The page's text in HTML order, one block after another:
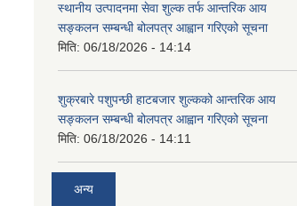
स्थानीय उत्पादनमा सेवा शुल्क तर्फ आन्तरिक आय
सङ्कलन सम्बन्धी बोलपत्र आह्वान गरिएको सूचना
मिति: 06/18/2026 - 14:14
शुक्रबारे पशुपन्छी हाटबजार शुल्कको आन्तरिक आय
सङ्कलन सम्बन्धी बोलपत्र आह्वान गरिएको सूचना
मिति: 06/18/2026 - 14:11
अन्य